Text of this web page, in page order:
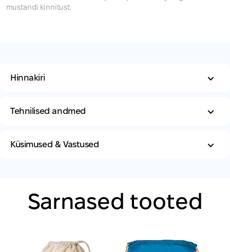
mustandi kinnitust.
Hinnakiri
Tehnilised andmed
Küsimused & Vastused
Sarnased tooted